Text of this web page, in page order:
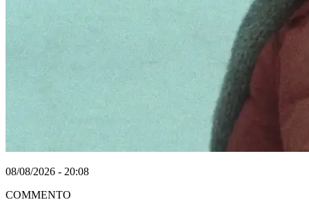
08/08/2026 - 20:08
COMMENTO